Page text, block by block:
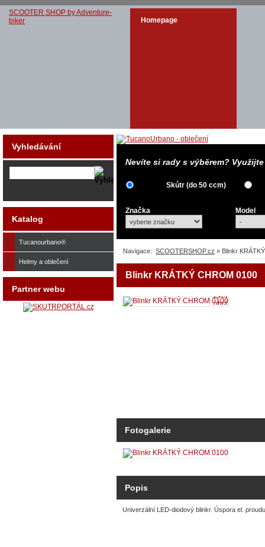
SCOOTER SHOP by Adventure-
biker
Homepage
Nevíte si rady s výběrem?
Skútr (do 50 ccm)
Značka Model
Navigace: SCOOTERSHOP.cz » Blinkr
Blinkr KRÁTKÝ CHROM 0100
Zvětšit
obrázek
Fotogalerie
Popis
Univerzální LED-diodový blinkr. Úspora el.
Vyhledávání
Katalog
Tucanourbano®
Helmy a oblečení
Partner webu